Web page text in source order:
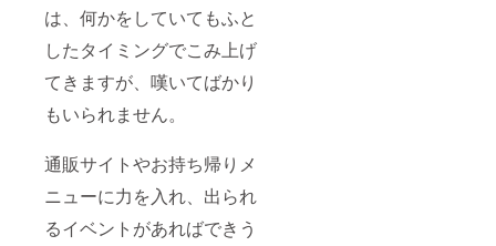
は、何かをしていてもふと
したタイミングでこみ上げ
てきますが、嘆いてばかり
もいられません。
通販サイトやお持ち帰りメ
ニューに力を入れ、出られ
るイベントがあればできう